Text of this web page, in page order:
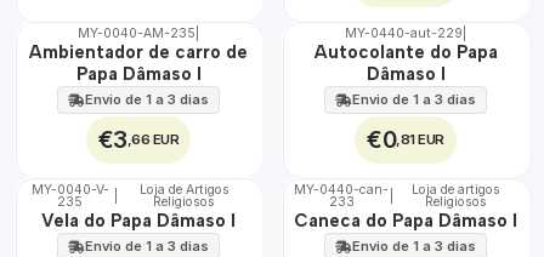
🇵🇹
MY-0040-AM-235
Ambientador de carro de
Papa Dâmaso I
Envio de 1 a 3 dias
€3 ,66 EUR
🇵🇹
MY-0440-aut-229
Autocolante do Papa
Dâmaso I
Envio de 1 a 3 dias
€0,81 EUR
🇵🇹
100%
MY-0040-V-
235
Loja de Artigos
Religiosos
Vela do Papa Dâmaso I
Envio de 1 a 3 dias
🇵🇹
100%
MY-0440-can-
233
Loja de artigos
Religiosos
Caneca do Papa Dâmaso I
Envio de 1 a 3 dias